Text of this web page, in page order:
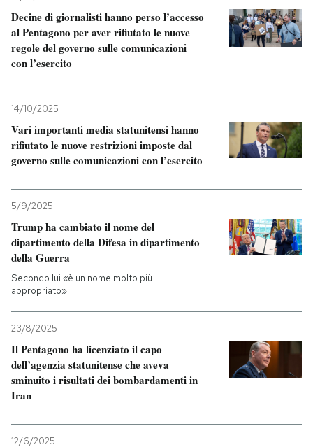
Decine di giornalisti hanno perso l’accesso
al Pentagono per aver rifiutato le nuove
regole del governo sulle comunicazioni
con l’esercito
14/10/2025
Vari importanti media statunitensi hanno
rifiutato le nuove restrizioni imposte dal
governo sulle comunicazioni con l’esercito
5/9/2025
Trump ha cambiato il nome del
dipartimento della Difesa in dipartimento
della Guerra
Secondo lui «è un nome molto più
appropriato»
23/8/2025
Il Pentagono ha licenziato il capo
dell’agenzia statunitense che aveva
sminuito i risultati dei bombardamenti in
Iran
12/6/2025